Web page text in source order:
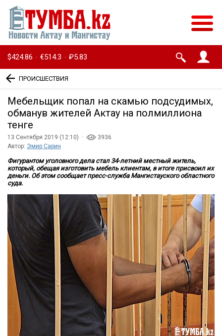
$424.86 · €514.3 · ₽5.83
ПРОИСШЕСТВИЯ
Мебельщик попал на скамью подсудимых,
обманув жителей Актау на полмиллиона
тенге
13 Сентября 2019 (12:10) ·
3936
Автор: Эмир Сарин
Фигурантом уголовного дела стал 34-летний местный житель,
который, обещая изготовить мебель клиентам, в итоге присвоил их
деньги. Об этом сообщает пресс-служба Мангистауского областного
суда.